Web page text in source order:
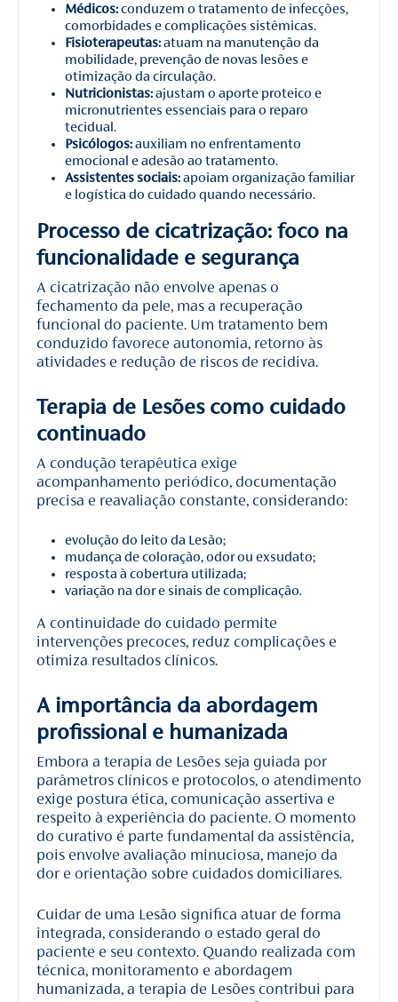
Médicos:conduzem o tratamento de infecções,
comorbidades e complicações sistêmicas.
Fisioterapeutas:atuam na manutenção da
mobilidade, prevenção de novas lesões e
otimização da circulação.
Nutricionistas:ajustam o aporte proteico e
micronutrientes essenciais para o reparo
tecidual.
Psicólogos:auxiliam no enfrentamento
emocional e adesão ao tratamento.
Assistentes sociais:apoiam organização familiar
e logística do cuidado quando necessário.
Processo de cicatrização: foco na
funcionalidade e segurança
A cicatrização não envolve apenas o
fechamento da pele, mas a recuperação
funcional do paciente. Um tratamento bem
conduzido favorece autonomia, retorno às
atividades e redução de riscos de recidiva.
Terapia de Lesões como cuidado
continuado
A condução terapêutica exige
acompanhamento periódico, documentação
precisa e reavaliação constante, considerando:
evolução do leito da Lesão;
mudança de coloração, odor ou exsudato;
resposta à cobertura utilizada;
variação na dor e sinais de complicação.
A continuidade do cuidado permite
intervenções precoces, reduz complicações e
otimiza resultados clínicos.
A importância da abordagem
profissional e humanizada
Embora a terapia de Lesões seja guiada por
parâmetros clínicos e protocolos, o atendimento
exige postura ética, comunicação assertiva e
respeito à experiência do paciente. O momento
do curativo é parte fundamental da assistência,
pois envolve avaliação minuciosa, manejo da
dor e orientação sobre cuidados domiciliares.
Cuidar de uma Lesão significa atuar de forma
integrada, considerando o estado geral do
paciente e seu contexto. Quando realizada com
técnica, monitoramento e abordagem
humanizada, a terapia de Lesões contribui para